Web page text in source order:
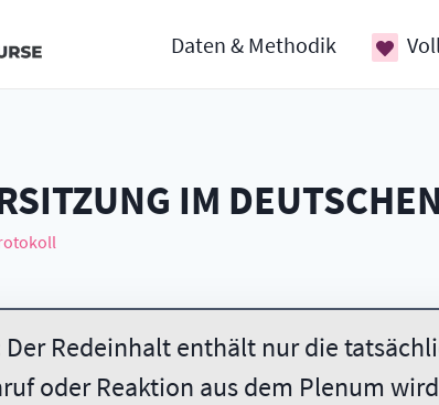
Daten & Methodik
IM
Der Redeinhalt enthält nur die
oder Reaktion aus dem Plenum